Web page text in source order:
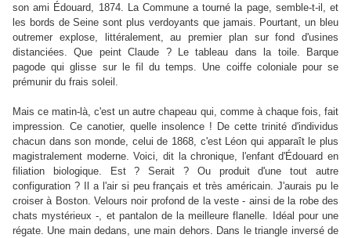
son ami Édouard, 1874. La Commune a tourné la page, semble-t-il, et
les bords de Seine sont plus verdoyants que jamais. Pourtant, un bleu
outremer explose, littéralement, au premier plan sur fond d'usines
distanciées. Que peint Claude ? Le tableau dans la toile. Barque
pagode qui glisse sur le fil du temps. Une coiffe coloniale pour se
prémunir du frais soleil.
Mais ce matin-là, c'est un autre chapeau qui, comme à chaque fois, fait
impression. Ce canotier, quelle insolence ! De cette trinité d'individus
chacun dans son monde, celui de 1868, c'est Léon qui apparaît le plus
magistralement moderne. Voici, dit la chronique, l'enfant d'Édouard en
filiation biologique. Est ? Serait ? Ou produit d'une tout autre
configuration ? Il a l'air si peu français et très américain. J'aurais pu le
croiser à Boston. Velours noir profond de la veste - ainsi de la robe des
chats mystérieux -, et pantalon de la meilleure flanelle. Idéal pour une
régate. Une main dedans, une main dehors. Dans le triangle inversé de